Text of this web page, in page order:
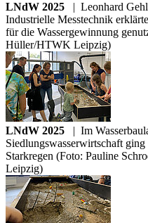
LNdW 2025 | Leonhard
Industrielle Messtechnik
für die Wassergewinnung
Hüller/HTWK Leipzig)
LNdW 2025 | Im
Siedlungswasserwirtschaft
Starkregen (Foto: Pauline
Leipzig)